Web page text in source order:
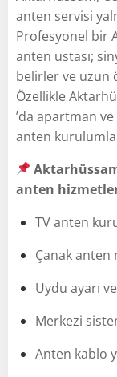
anten servisi
Profesyonel bir
anten ustası;
belirler ve uzun
Özellikle
’da apartman
anten
anten
TV anten
Çanak anten
Uydu ayarı
Merkezi
Anten kablo